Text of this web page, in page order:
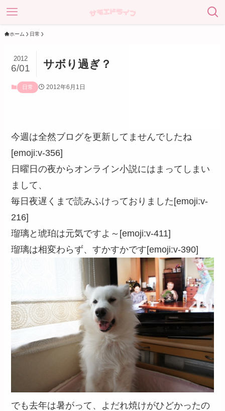
ホーム 日常
サボり過ぎ？
2012
6/01
日常 2012年6月1日
今週は全然ブログを更新してませんでしたね
[emoji:v-356]
日曜日の夜からオンライン小説にはまってしまい
まして、
毎日夜遅くまで読みふけっておりました[emoji:v-
216]
瑠璃と琥珀は元気ですよ～[emoji:v-411]
瑠璃は相変わらず、すかすかです[emoji:v-390]
でも去年は暑がって、よだれ焼けがひどかったの